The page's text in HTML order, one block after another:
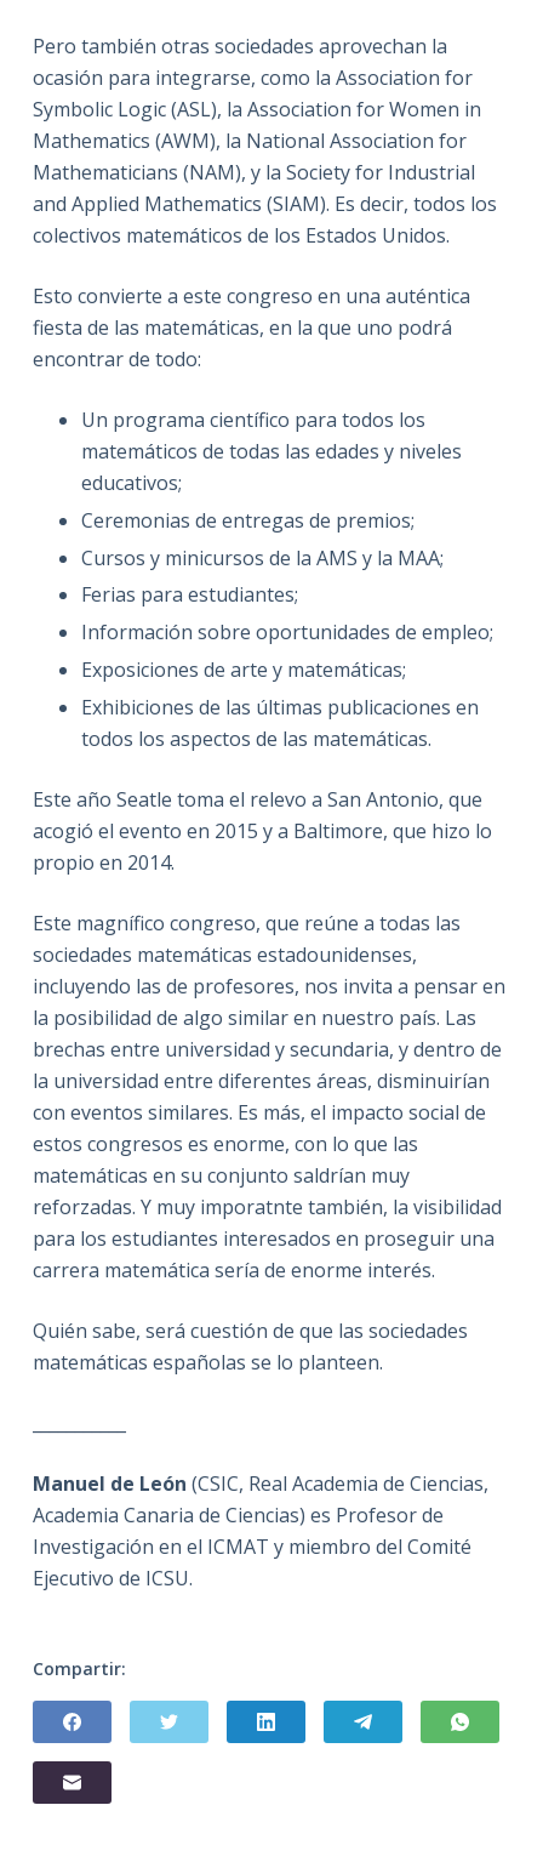
Pero también otras sociedades aprovechan la
ocasión para integrarse, como la Association for
Symbolic Logic (ASL), la Association for Women in
Mathematics (AWM), la National Association for
Mathematicians (NAM), y la Society for Industrial
and Applied Mathematics (SIAM). Es decir, todos los
colectivos matemáticos de los Estados Unidos.
Esto convierte a este congreso en una auténtica
fiesta de las matemáticas, en la que uno podrá
encontrar de todo:
Un programa científico para todos los
matemáticos de todas las edades y niveles
educativos;
Ceremonias de entregas de premios;
Cursos y minicursos de la AMS y la MAA;
Ferias para estudiantes;
Información sobre oportunidades de empleo;
Exposiciones de arte y matemáticas;
Exhibiciones de las últimas publicaciones en
todos los aspectos de las matemáticas.
Este año Seatle toma el relevo a San Antonio, que
acogió el evento en 2015 y a Baltimore, que hizo lo
propio en 2014.
Este magnífico congreso, que reúne a todas las
sociedades matemáticas estadounidenses,
incluyendo las de profesores, nos invita a pensar en
la posibilidad de algo similar en nuestro país. Las
brechas entre universidad y secundaria, y dentro de
la universidad entre diferentes áreas, disminuirían
con eventos similares. Es más, el impacto social de
estos congresos es enorme, con lo que las
matemáticas en su conjunto saldrían muy
reforzadas. Y muy imporatnte también, la visibilidad
para los estudiantes interesados en proseguir una
carrera matemática sería de enorme interés.
Quién sabe, será cuestión de que las sociedades
matemáticas españolas se lo planteen.
Manuel de León (CSIC, Real Academia de Ciencias,
Academia Canaria de Ciencias) es Profesor de
Investigación en el ICMAT y miembro del Comité
Ejecutivo de ICSU.
Compartir: